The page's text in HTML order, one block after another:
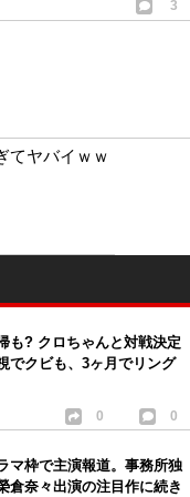
3
てヤバイｗｗ
も? クロちゃんと対戦決定
でクビも、3ヶ月でリング
0 0
マ枠で主演報道。事務所独
倉奈々出演の注目作に続き